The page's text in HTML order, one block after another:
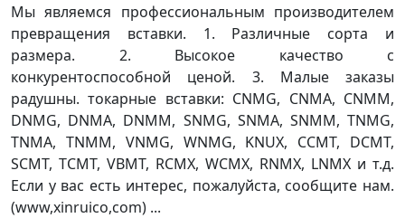
Мы являемся профессиональным производителем
превращения вставки. 1. Различные сорта и
размера. 2. Высокое качество с
конкурентоспособной ценой. 3. Малые заказы
радушны. токарные вставки: CNMG, CNMA, CNMM,
DNMG, DNMA, DNMM, SNMG, SNMA, SNMM, TNMG,
TNMA, TNMM, VNMG, WNMG, KNUX, CCMT, DCMT,
SCMT, TCMT, VBMT, RCMX, WCMX, RNMX, LNMX и т.д.
Если у вас есть интерес, пожалуйста, сообщите нам.
(www,xinruico,com) ...